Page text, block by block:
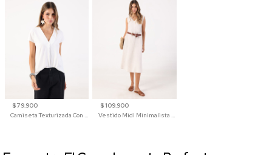
$ 79.900
Camiseta Texturizada Con Cuello En V Para Mujer
$ 109.900
Vestido Midi Minimalista De Silueta Amplia